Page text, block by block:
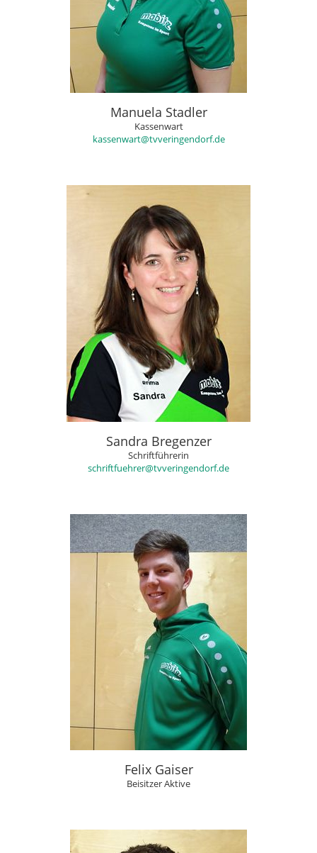
Manuela Stadler
Kassenwart
kassenwart@tvveringendorf.de
Sandra Bregenzer
Schriftführerin
schriftfuehrer@tvveringendorf.de
Felix Gaiser
Beisitzer Aktive